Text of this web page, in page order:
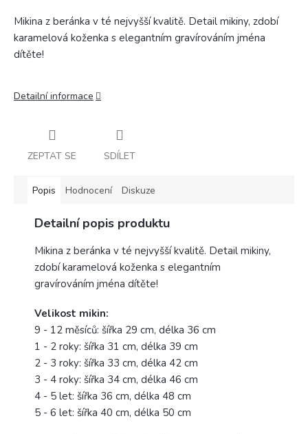
Mikina z beránka v té nejvyšší kvalitě. Detail mikiny, zdobí
karamelová koženka s elegantním gravírováním jména
dítěte!
Detailní informace
ZEPTAT SE SDÍLET
Popis Hodnocení Diskuze
Detailní popis produktu
Mikina z beránka v té nejvyšší kvalitě. Detail mikiny,
zdobí karamelová koženka s elegantním
gravírováním jména dítěte!
Velikost mikin:
9 - 12 měsíců: šířka 29 cm, délka 36 cm
1 - 2 roky: šířka 31 cm, délka 39 cm
2 - 3 roky: šířka 33 cm, délka 42 cm
3 - 4 roky: šířka 34 cm, délka 46 cm
4 - 5 let: šířka 36 cm, délka 48 cm
5 - 6 let: šířka 40 cm, délka 50 cm